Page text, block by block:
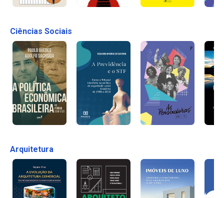
Ciências Sociais
Arquitetura